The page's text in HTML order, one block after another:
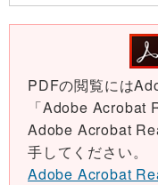
PDFの閲覧には
「Adobe Acrobat
Adobe Acrobat
手してください。
Adobe Acrobat